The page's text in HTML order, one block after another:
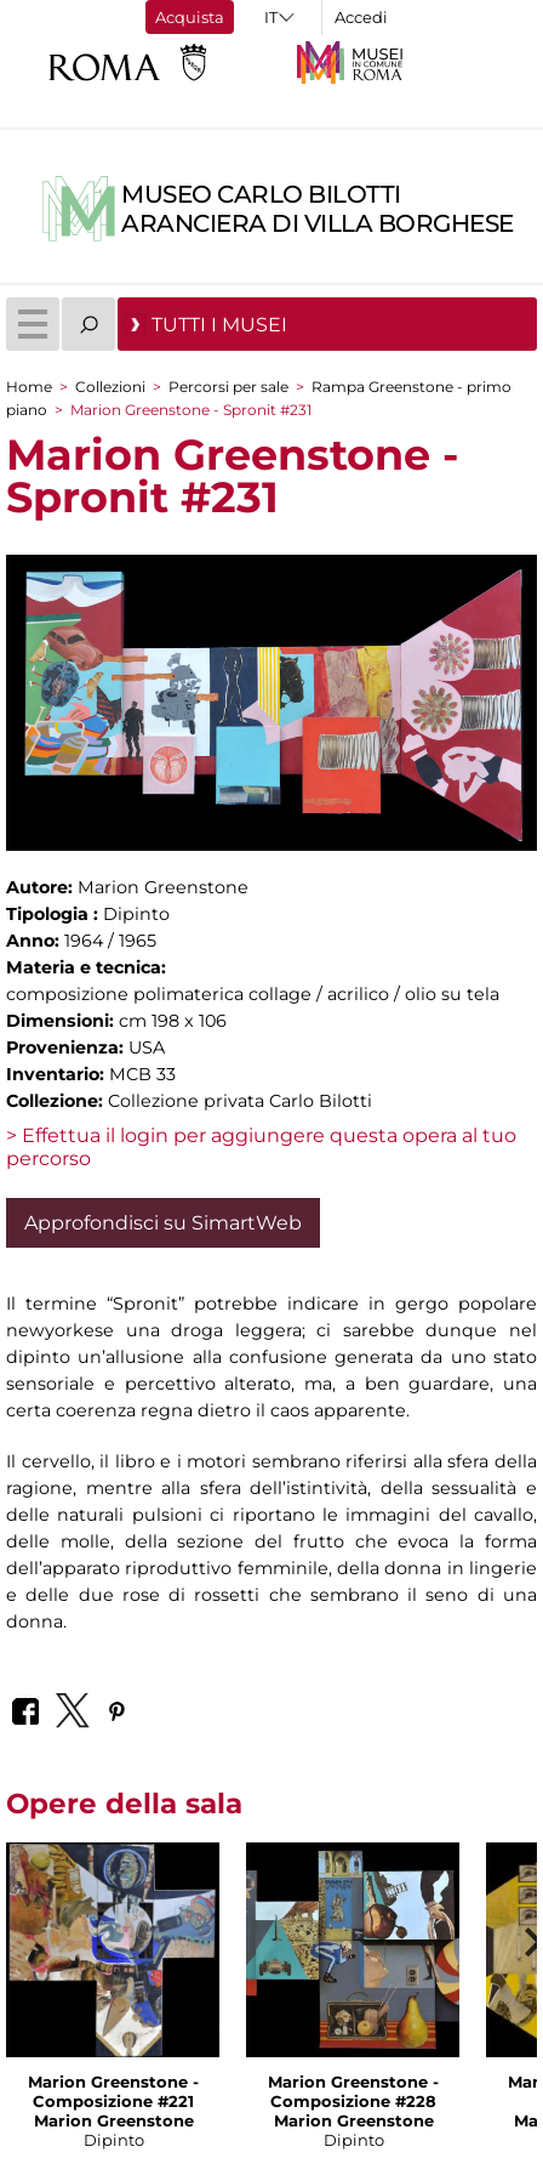
Acquista Accedi
MUSEO CARLO BILOTTI
ARANCIERA DI VILLA BORGHESE
TUTTI I MUSEI
Tu sei qui
Home > Collezioni > Percorsi per sale > Rampa Greenstone - primo
piano > Marion Greenstone - Spronit #231
Marion Greenstone -
Spronit #231
Autore: Marion Greenstone
Tipologia : Dipinto
Anno: 1964 / 1965
Materia e tecnica:
composizione polimaterica collage / acrilico / olio su tela
Dimensioni: cm 198 x 106
Provenienza: USA
Inventario: MCB 33
Collezione: Collezione privata Carlo Bilotti
> Effettua il login per aggiungere questa opera al tuo
percorso
Approfondisci su SimartWeb
Il termine “Spronit” potrebbe indicare in gergo popolare
newyorkese una droga leggera; ci sarebbe dunque nel
dipinto un’allusione alla confusione generata da uno stato
sensoriale e percettivo alterato, ma, a ben guardare, una
certa coerenza regna dietro il caos apparente.
Il cervello, il libro e i motori sembrano riferirsi alla sfera della
ragione, mentre alla sfera dell’istintività, della sessualità e
delle naturali pulsioni ci riportano le immagini del cavallo,
delle molle, della sezione del frutto che evoca la forma
dell’apparato riproduttivo femminile, della donna in lingerie
e delle due rose di rossetti che sembrano il seno di una
donna.
Opere della sala
Marion Greenstone -
Composizione #221
Marion Greenstone
Dipinto
Marion Greenstone -
Composizione #228
Marion Greenstone
Dipinto